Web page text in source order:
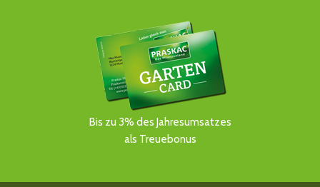
Bis zu 3% des Jahresumsatzes
als Treuebonus